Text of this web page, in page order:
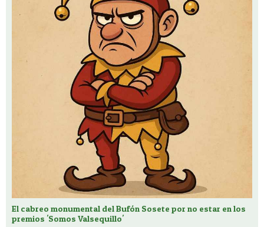
El cabreo monumental del Bufón Sosete por no estar en los
premios 'Somos Valsequillo'